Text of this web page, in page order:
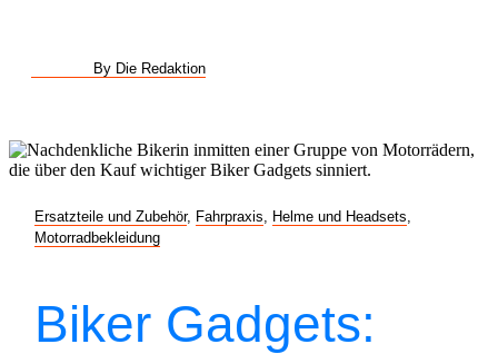
By Die Redaktion
Ersatzteile und Zubehör, Fahrpraxis Helme und Headsets
Motorradbekleidung
Biker Gadgets: